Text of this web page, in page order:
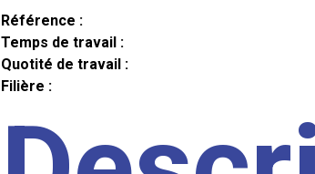
Référence :
Temps de travail :
Quotité de travail :
Filière :